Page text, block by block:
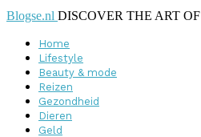
Blogse.nl DISCOVER THE ART
Home
Lifestyle
Beauty & mode
Reizen
Gezondheid
Dieren
Geld